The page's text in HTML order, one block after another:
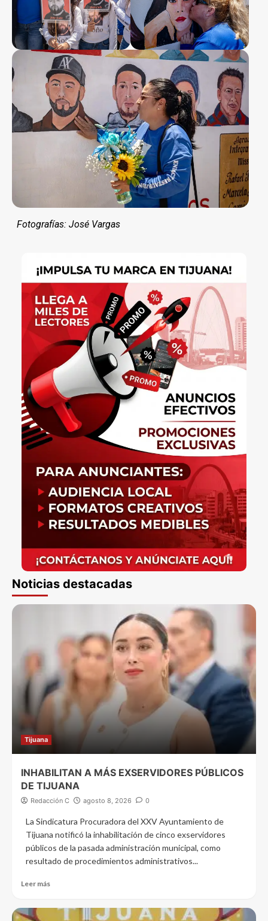
Fotografías: José Vargas
Noticias destacadas
Tijuana
INHABILITAN A MÁS EXSERVIDORES PÚBLICOS
DE TIJUANA
Redacción C agosto 8, 2026 0
La Sindicatura Procuradora del XXV Ayuntamiento de
Tijuana notificó la inhabilitación de cinco exservidores
públicos de la pasada administración municipal, como
resultado de procedimientos administrativos...
Leer más